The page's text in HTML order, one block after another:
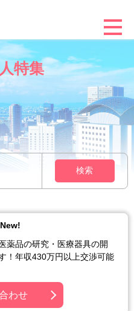
特集
検索
薬品の研究・医療器具の開
！年収430万円以上交渉可能
わせ